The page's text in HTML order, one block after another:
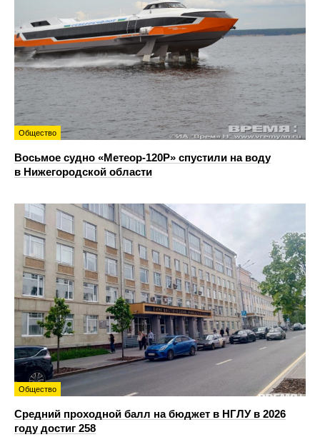
Общество
Восьмое судно «Метеор-120Р» спустили на воду
в Нижегородской области
Общество
Средний проходной балл на бюджет в НГЛУ в 2026
году достиг 258